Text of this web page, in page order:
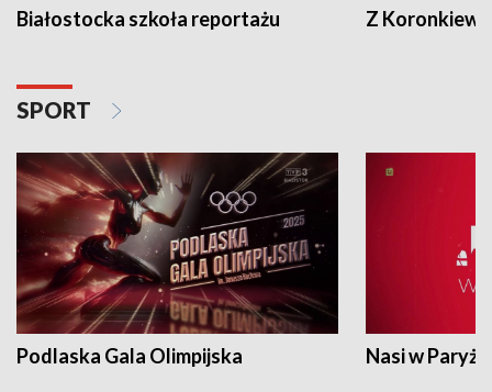
Białostocka szkoła reportażu Z
SPORT
Podlaska Gala Olimpijska Nasi w Paryżu